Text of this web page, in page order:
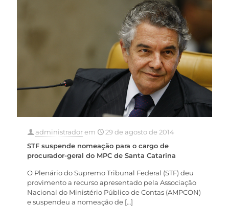
administradorem
29 de agosto de 2014
STF suspende nomeação para o cargo de
procurador-geral do MPC de Santa Catarina
O Plenário do Supremo Tribunal Federal (STF) deu
provimento a recurso apresentado pela Associação
Nacional do Ministério Público de Contas (AMPCON)
e suspendeu a nomeação de […]